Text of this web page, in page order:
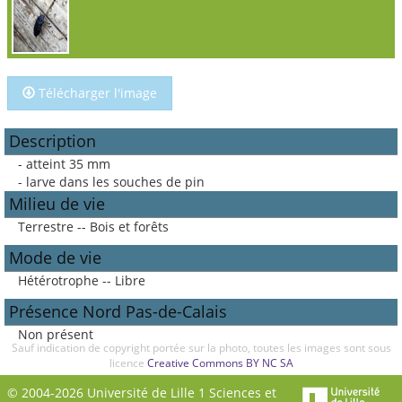
Télécharger l'image
Description
- atteint 35 mm
- larve dans les souches de pin
Milieu de vie
Terrestre -- Bois et forêts
Mode de vie
Hétérotrophe -- Libre
Présence Nord Pas-de-Calais
Non présent
Sauf indication de copyright portée sur la photo, toutes les images sont sous
licence Creative Commons BY NC SA
© 2004-2026 Université de Lille 1 Sciences et